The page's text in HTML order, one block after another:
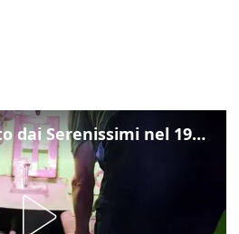
Ecco il tanko usato dai Serenissimi nel 1997 per il blitz a San Marco